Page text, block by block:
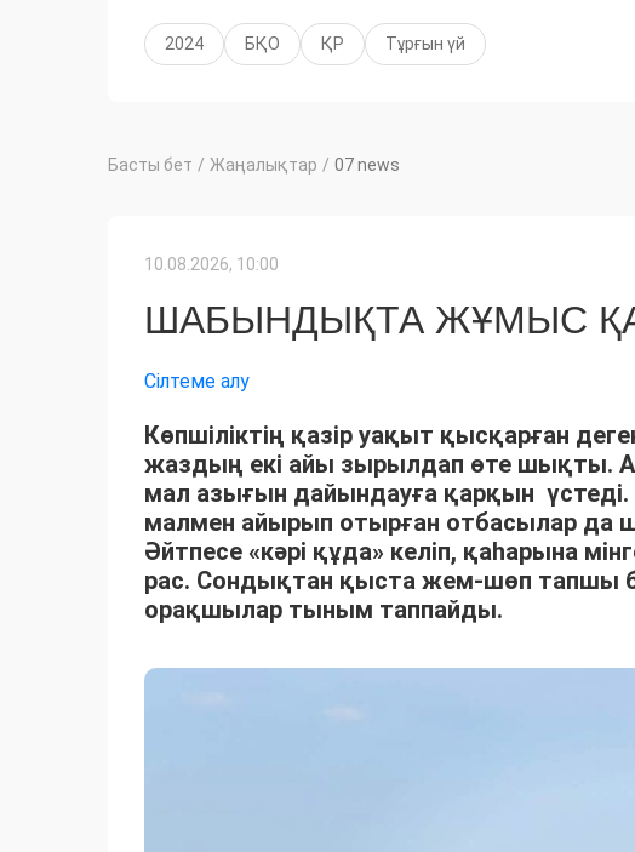
2024 БҚО ҚР Тұрғын үй
Басты бет / Жаңалықтар / 07 news
10.08.2026, 10:00
ШАБЫНДЫҚТА ЖҰМЫС
Сілтеме алу
Көпшіліктің қазір уақыт қысқарған
жаздың екі айы зырылдап өте шықты.
мал азығын дайындауға қарқын
малмен айырып отырған отбасылар да
Әйтпесе «кәрі құда» келіп, қаһарына
рас. Сондықтан қыста жем-шөп тапшы
орақшылар тыным таппайды.